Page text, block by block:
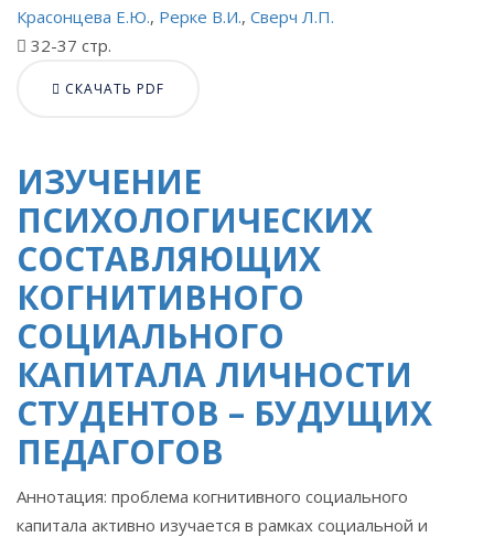
Красонцева Е.Ю., Рерке В.И., Сверч Л.П.
32-37 стр.
СКАЧАТЬ PDF
ИЗУЧЕНИЕ
ПСИХОЛОГИЧЕСКИХ
СОСТАВЛЯЮЩИХ
КОГНИТИВНОГО
СОЦИАЛЬНОГО
КАПИТАЛА ЛИЧНОСТИ
СТУДЕНТОВ – БУДУЩИХ
ПЕДАГОГОВ
Аннотация: проблема когнитивного социального
капитала активно изучается в рамках социальной и